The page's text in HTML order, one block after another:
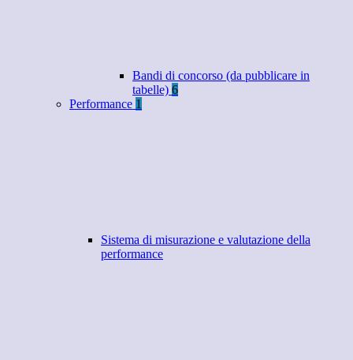
Bandi di concorso (da pubblicare in
tabelle) 6
Performance 1
Sistema di misurazione e valutazione della
performance